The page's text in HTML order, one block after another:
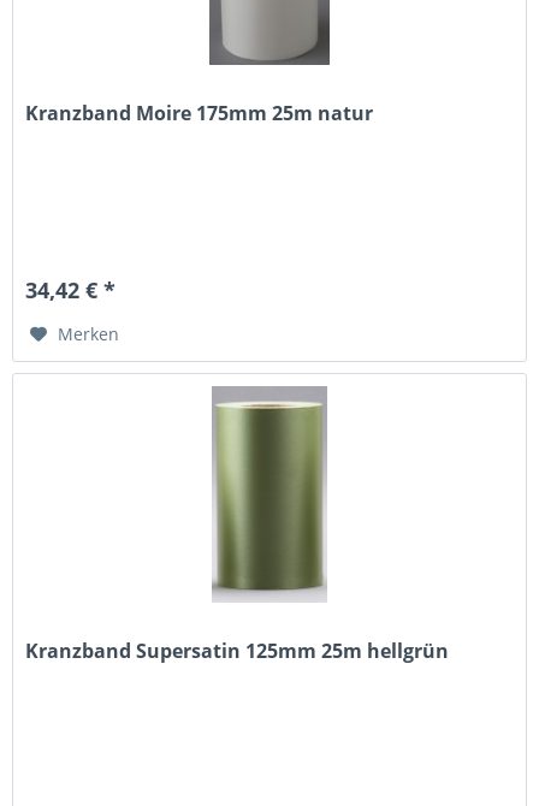
Kranzband Moire 175mm 25m natur
34,42 € *
Merken
Kranzband Supersatin 125mm 25m hellgrün